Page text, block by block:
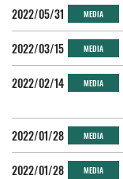
2022/05/31 MEDIA
2022/03/15 MEDIA
2022/02/14 MEDIA
2022/01/28 MEDIA
2022/01/28 MEDIA